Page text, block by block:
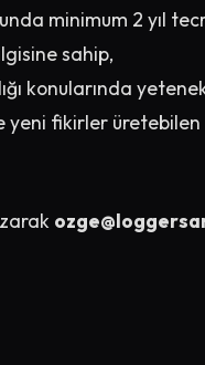
minimum 2 yıl
sahip,
konularında
fikirler üretebilen